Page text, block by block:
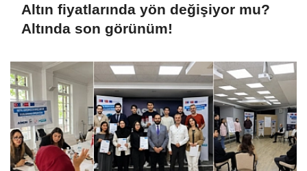
Altın fiyatlarında yön değişiyor mu?
Altında son görünüm!